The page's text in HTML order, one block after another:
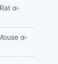
α-
α-